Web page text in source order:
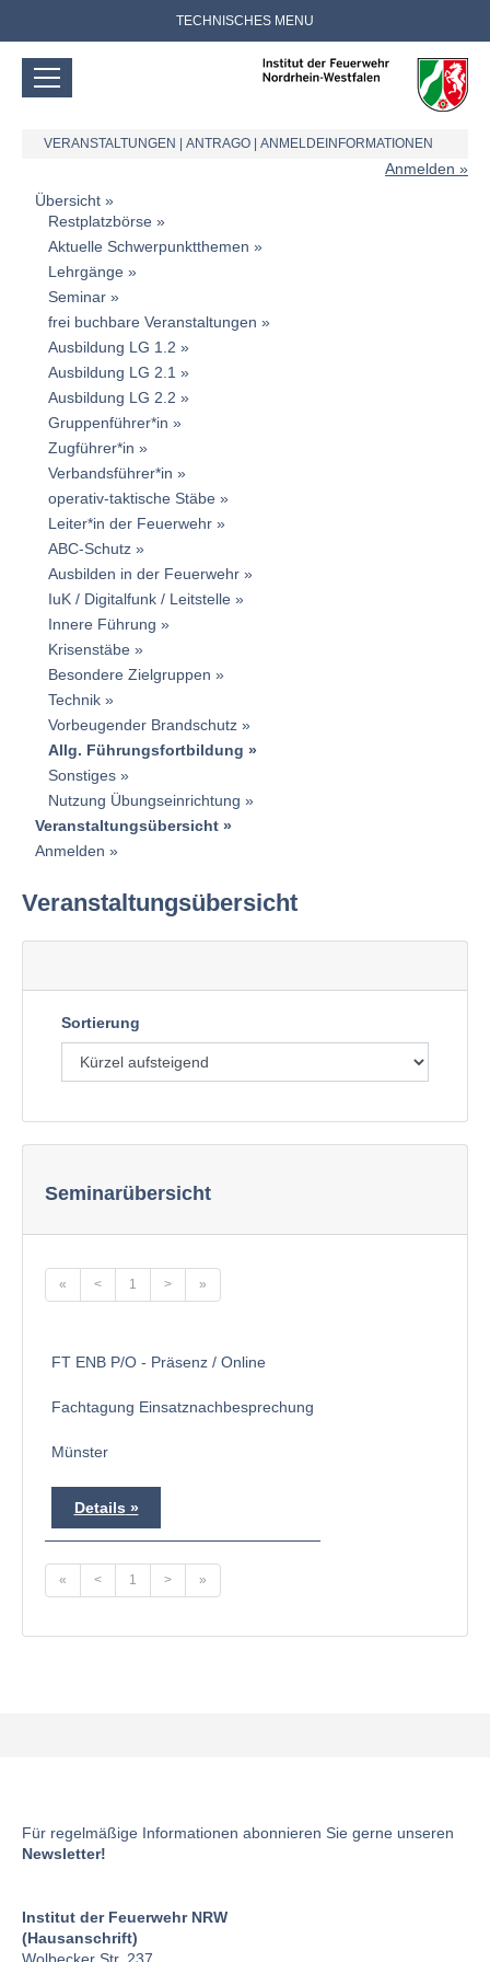
TECHNISCHES MENU
VERANSTALTUNGEN ANTRAGO ANMELDEINFORMATIONEN
Anmelden
Übersicht
Restplatzbörse
Aktuelle Schwerpunktthemen
Lehrgänge
Seminar
frei buchbare Veranstaltungen
Ausbildung LG 1.2
Ausbildung LG 2.1
Ausbildung LG 2.2
Gruppenführer*in
Zugführer*in
Verbandsführer*in
operativ-taktische Stäbe
Leiter*in der Feuerwehr
ABC-Schutz
Ausbilden in der Feuerwehr
IuK / Digitalfunk / Leitstelle
Innere Führung
Krisenstäbe
Besondere Zielgruppen
Technik
Vorbeugender Brandschutz
Allg. Führungsfortbildung
Sonstiges
Nutzung Übungseinrichtung
Veranstaltungsübersicht
Anmelden
Veranstaltungsübersicht
Sortierung
Seminarübersicht
« < 1 > »
FT ENB P/O - Präsenz / Online
Fachtagung Einsatznachbesprechung
Münster
Details
« < 1 > »
Für regelmäßige Informationen abonnieren Sie gerne unseren
Newsletter!
Institut der Feuerwehr NRW
(Hausanschrift)